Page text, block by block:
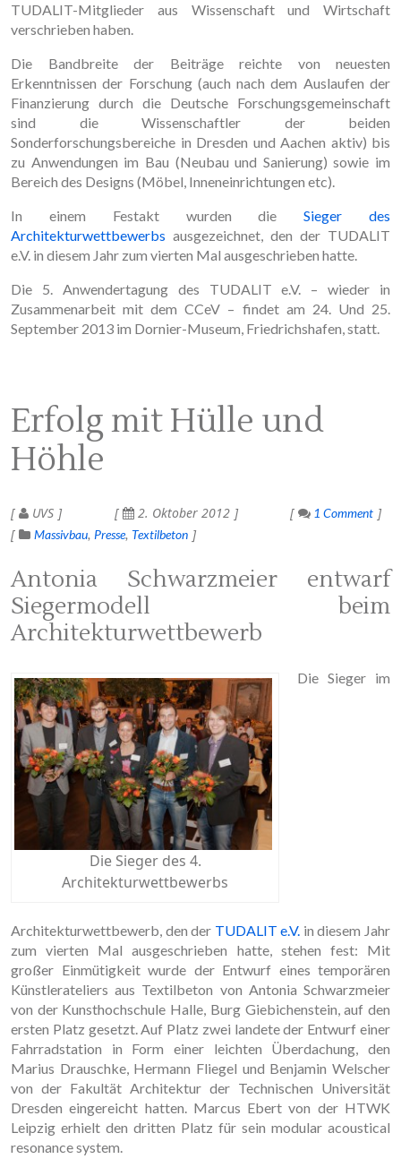
TUDALIT-Mitglieder aus Wissenschaft und Wirtschaft
verschrieben haben.
Die Bandbreite der Beiträge reichte von neuesten
Erkenntnissen der Forschung (auch nach dem Auslaufen der
Finanzierung durch die Deutsche Forschungsgemeinschaft
sind die Wissenschaftler der beiden
Sonderforschungsbereiche in Dresden und Aachen aktiv) bis
zu Anwendungen im Bau (Neubau und Sanierung) sowie im
Bereich des Designs (Möbel, Inneneinrichtungen etc).
In einem Festakt wurden dieSieger des
Architekturwettbewerbs ausgezeichnet, den der TUDALIT
e.V. in diesem Jahr zum vierten Mal ausgeschrieben hatte.
Die 5. Anwendertagung des TUDALIT e.V. – wieder in
Zusammenarbeit mit dem CCeV – findet am 24. Und 25.
September 2013 im Dornier-Museum, Friedrichshafen, statt.
Erfolg mit Hülle und
Höhle
UVS 2. Oktober 2012
1 Comment
Massivbau Presse Textilbeton
Antonia Schwarzmeier entwarf
Siegermodell beim
Architekturwettbewerb
Die Sieger des 4.
Architekturwettbewerbs
Die Sieger im
Architekturwettbewerb, den der TUDALIT e.V. in diesem Jahr
zum vierten Mal ausgeschrieben hatte, stehen fest: Mit
großer Einmütigkeit wurde der Entwurf eines temporären
Künstlerateliers aus Textilbeton von Antonia Schwarzmeier
von der Kunsthochschule Halle, Burg Giebichenstein, auf den
ersten Platz gesetzt. Auf Platz zwei landete der Entwurf einer
Fahrradstation in Form einer leichten Überdachung, den
Marius Drauschke, Hermann Fliegel und Benjamin Welscher
von der Fakultät Architektur der Technischen Universität
Dresden eingereicht hatten. Marcus Ebert von der HTWK
Leipzig erhielt den dritten Platz für sein modular acoustical
resonance system.